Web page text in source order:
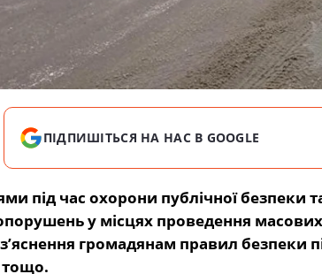
ПІДПИШІТЬСЯ НА НАС В GOOGLE
під час охорони публічної безпеки
у місцях проведення
громадянам правил безпеки
тощо.